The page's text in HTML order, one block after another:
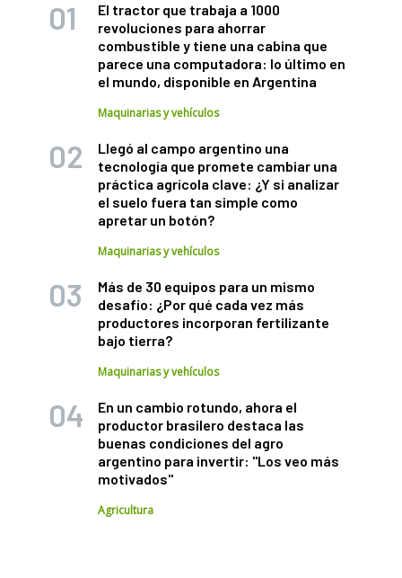
El tractor que trabaja a 1000
revoluciones para ahorrar
combustible y tiene una cabina que
parece una computadora: lo último en
el mundo, disponible en Argentina
Maquinarias y vehículos
Llegó al campo argentino una
tecnología que promete cambiar una
práctica agrícola clave: ¿Y si analizar
el suelo fuera tan simple como
apretar un botón?
Maquinarias y vehículos
Más de 30 equipos para un mismo
desafío: ¿Por qué cada vez más
productores incorporan fertilizante
bajo tierra?
Maquinarias y vehículos
En un cambio rotundo, ahora el
productor brasilero destaca las
buenas condiciones del agro
argentino para invertir: "Los veo más
motivados"
Agricultura